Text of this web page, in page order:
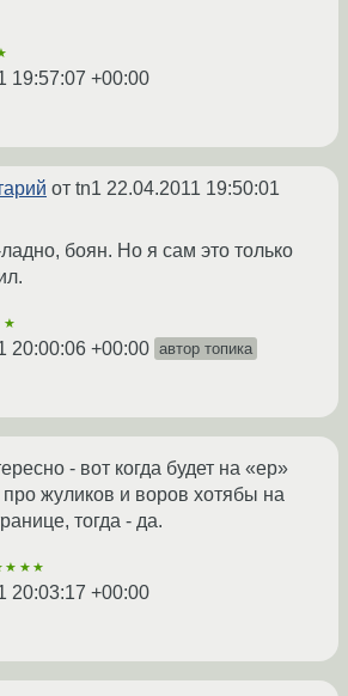
19:57:07 +00:00
от tn1 22.04.2011 19:50:01
боян. Но я сам это только
★
20:00:06 +00:00 автор топика
- вот когда будет на «ер»
жуликов и воров хотябы на
тогда - да.
20:03:17 +00:00